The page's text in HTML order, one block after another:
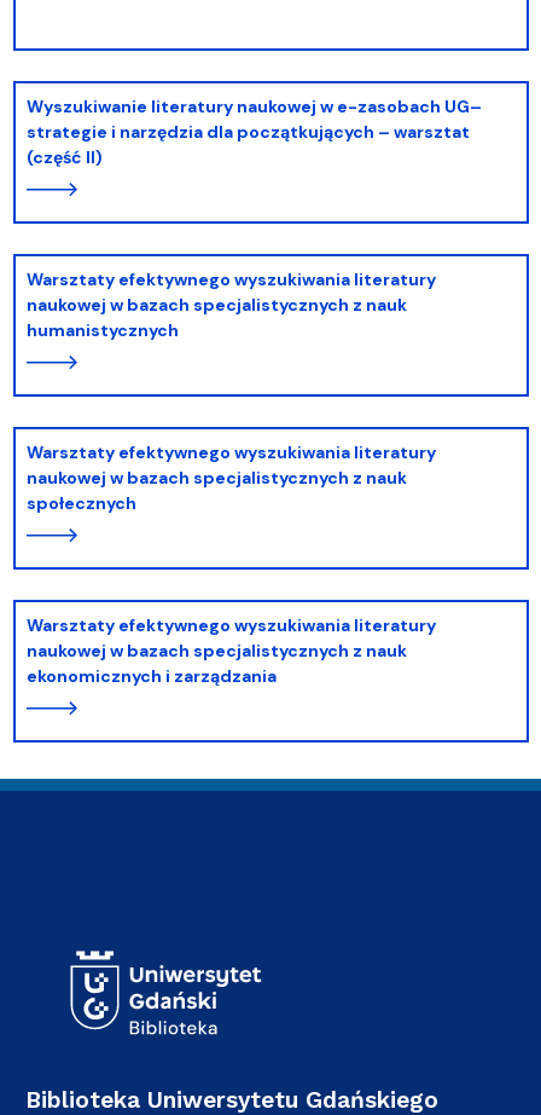
Wyszukiwanie literatury naukowej w e-zasobach UG–
strategie i narzędzia dla początkujących – warsztat
(część II)
Warsztaty efektywnego wyszukiwania literatury
naukowej w bazach specjalistycznych z nauk
humanistycznych
Warsztaty efektywnego wyszukiwania literatury
naukowej w bazach specjalistycznych z nauk
społecznych
Warsztaty efektywnego wyszukiwania literatury
naukowej w bazach specjalistycznych z nauk
ekonomicznych i zarządzania
Biblioteka Uniwersytetu Gdańskiego